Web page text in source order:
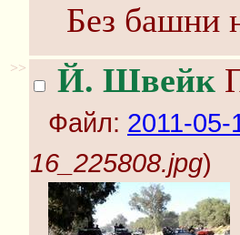
Без башни
>> Й. Швейк
Файл: 2011-05-
16_225808.jpg)